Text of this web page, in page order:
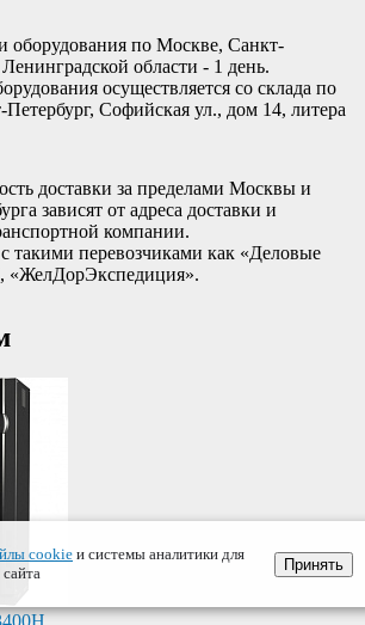
оборудования по Москве, Санкт-
области - 1 день.
осуществляется со склада по
Петербург, Софийская ул., дом 14, литера
доставки за пределами Москвы и
зависят от адреса доставки и
компании.
такими перевозчиками как «Деловые
cookie и системы аналитики для
Принять